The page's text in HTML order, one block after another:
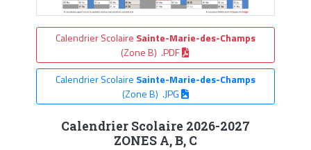
Calendrier Scolaire Sainte-Marie-des-Champs
(Zone B) .PDF
Calendrier Scolaire Sainte-Marie-des-Champs
(Zone B) .JPG
Calendrier Scolaire 2026-2027
ZONES A, B, C